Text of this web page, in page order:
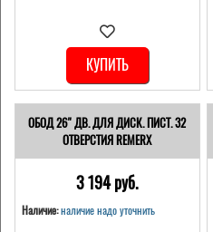
КУПИТЬ
ОБОД 26" ДВ. ДЛЯ ДИСК. ПИСТ. 32
ОТВЕРСТИЯ REMERX
3 194 pуб.
Наличие:наличие надо уточнить